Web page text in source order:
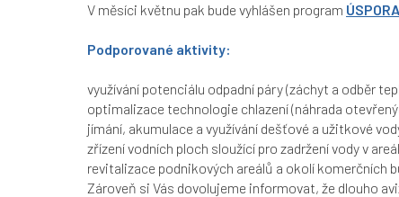
V měsíci květnu pak bude vyhlášen program
Podporované aktivity:
využívání potenciálu odpadní páry (záchyt a odběr
optimalizace technologie chlazení (náhrada
jímání, akumulace a využívání dešťové a užitkové
zřízení vodních ploch sloužící pro zadržení vody v
revitalizace podnikových areálů a okolí komerčních
Zároveň si Vás dovolujeme informovat, že dlouho